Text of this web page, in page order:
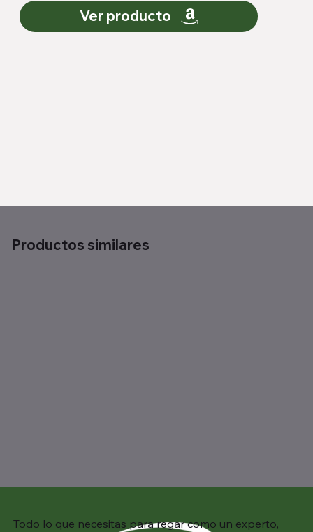
Ver producto
Productos similares
Todo lo que necesitas para regar como un experto,